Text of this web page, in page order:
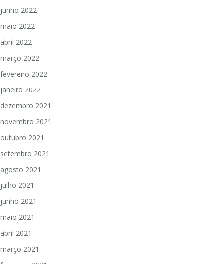
junho 2022
maio 2022
abril 2022
março 2022
fevereiro 2022
janeiro 2022
dezembro 2021
novembro 2021
outubro 2021
setembro 2021
agosto 2021
julho 2021
junho 2021
maio 2021
abril 2021
março 2021